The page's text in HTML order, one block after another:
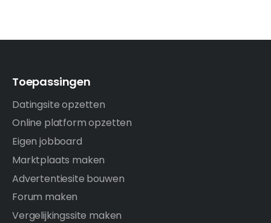
Toepassingen
Datingsite opzetten
Online platform opzetten
Eigen jobboard
Marktplaats maken
Advertentiesite bouwen
Forum maken
Vergelijkingssite maken